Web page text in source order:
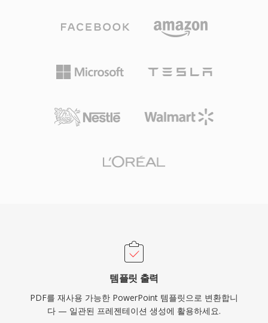
템플릿 출력
PDF를 재사용 가능한 PowerPoint 템플릿으로 변환합니
다 — 일관된 프레젠테이션 생성에 활용하세요.